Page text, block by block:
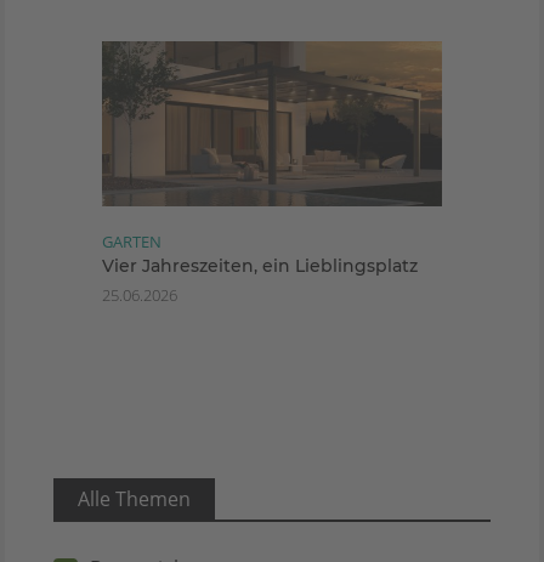
GARTEN
Vier Jahreszeiten, ein Lieblingsplatz
25.06.2026
Alle Themen